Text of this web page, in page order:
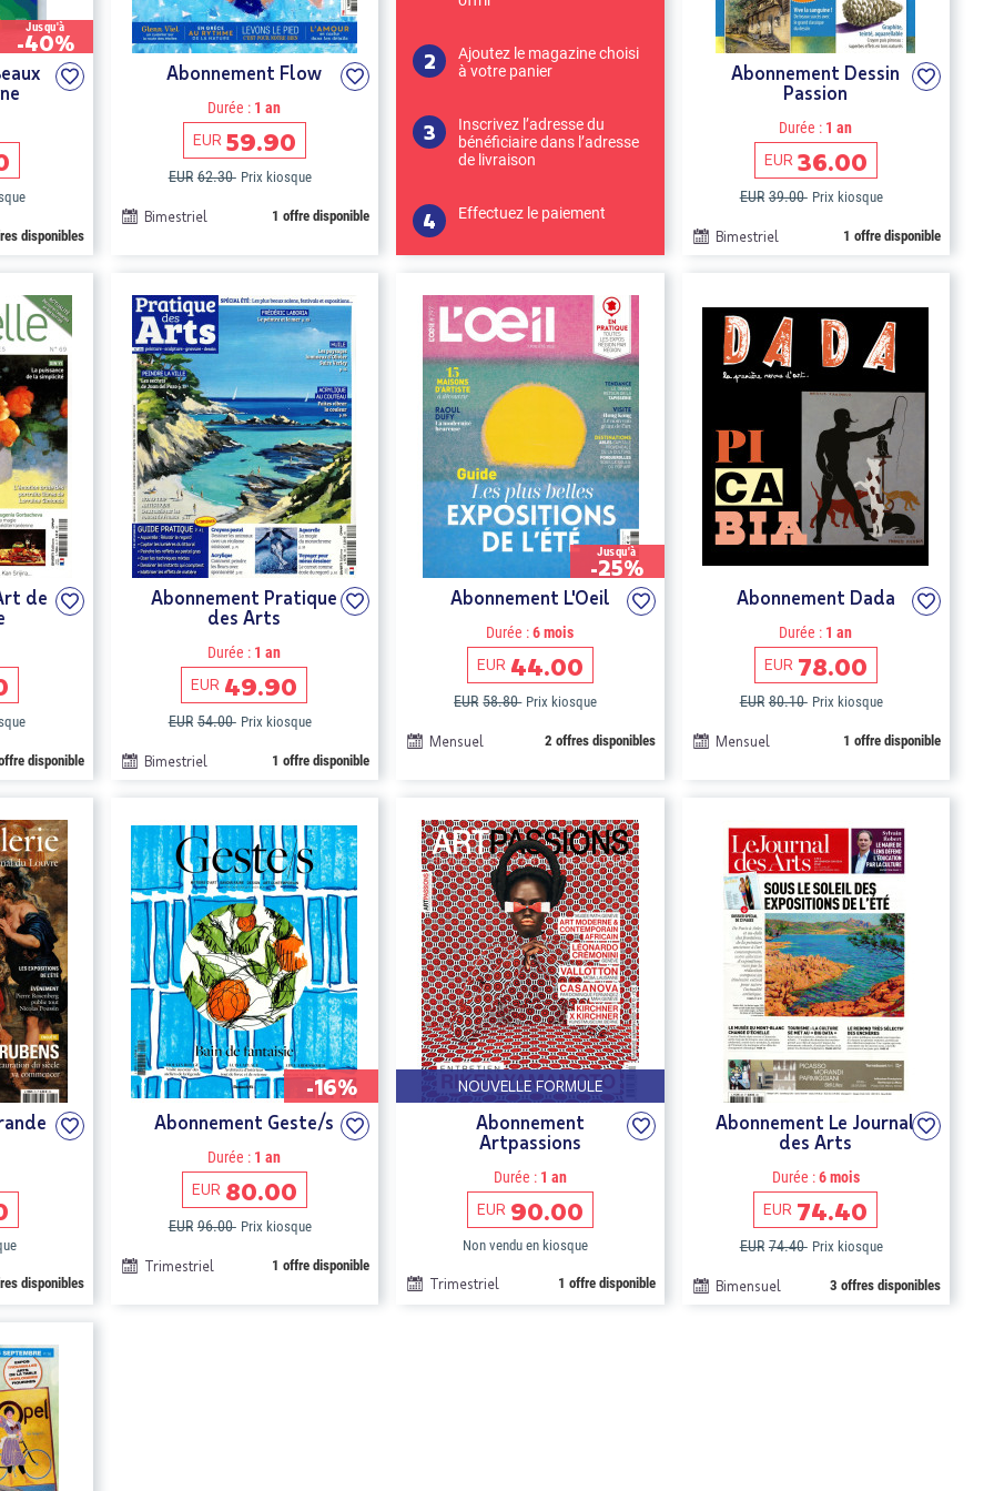
Jusqu'à
-40%
disponibles
Abonnement Flow
Durée : 1 an
EUR 59.90
EUR 62.30 Prix kiosque
Bimestriel 1 offre disponible
Ajoutez le magazine choisi
à votre panier
Inscrivez l’adresse du
bénéficiaire dans l’adresse
de livraison
Effectuez le paiement
Abonnement Dessin
Passion
Durée : 1 an
EUR 36.00
EUR 39.00 Prix kiosque
Bimestriel 1 offre disponible
de
disponible
Abonnement Pratique
des Arts
Durée : 1 an
EUR 49.90
EUR 54.00 Prix kiosque
Bimestriel 1 offre disponible
Jusqu'à
-25%
Abonnement L'Oeil
Durée :6 mois
EUR 44.00
EUR 58.80 Prix kiosque
Mensuel 2 offres disponibles
Abonnement Dada
Durée : 1 an
EUR 78.00
EUR 80.10 Prix kiosque
Mensuel 1 offre disponible
disponibles
-16%
Abonnement Geste/s
Durée : 1 an
EUR 80.00
EUR 96.00 Prix kiosque
Trimestriel 1 offre disponible
NOUVELLE FORMULE
Abonnement
Artpassions
Durée :1 an
EUR 90.00
Non vendu en kiosque
Trimestriel 1 offre disponible
Abonnement Le Journal
des Arts
Durée :6 mois
EUR 74.40
EUR 74.40 Prix kiosque
Bimensuel 3 offres disponibles